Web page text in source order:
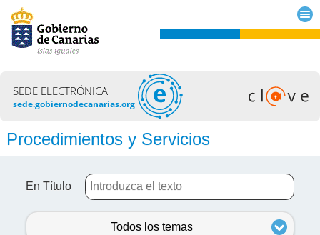
SEDE ELECTRÓNICA
sede.gobiernodecanarias.org
Procedimientos y Servicios
En Título
Todos los temas